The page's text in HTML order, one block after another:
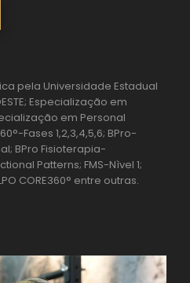
pela Universidade Estadual
Especialização em
em Personal
Fases 1,2,3,4,5,6; BPro-
BPro Fisioterapia-
Patterns; FMS-Nìvel 1;
CORE360° entre outras.